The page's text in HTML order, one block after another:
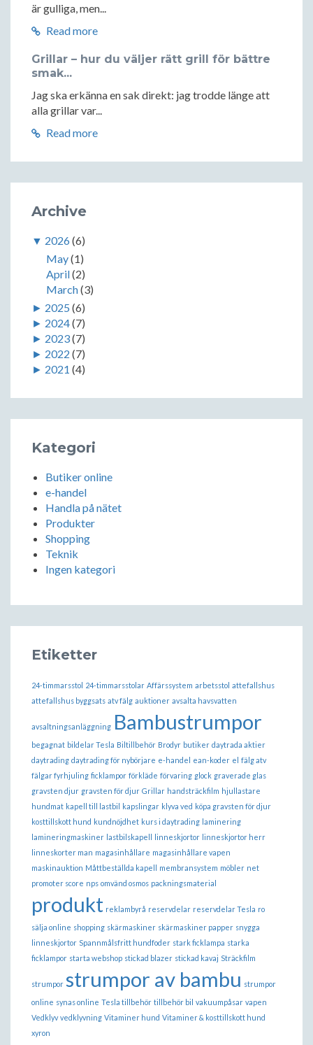
är gulliga, men...
Read more
Grillar – hur du väljer rätt grill för bättre
smak...
Jag ska erkänna en sak direkt: jag trodde länge att
alla grillar var...
Read more
Archive
▼ 2026(6)
May(1)
April(2)
March(3)
► 2025 (6)
► 2024(7)
► 2023(7)
► 2022 (7)
► 2021 (4)
Kategori
Butiker online
e-handel
Handla på nätet
Produkter
Shopping
Teknik
Ingen kategori
Etiketter
24-timmarsstol 24-timmarsstolar Affärssystem arbetsstol attefallshus
attefallshus byggsats atv fälg auktioner avsalta havsvatten
avsaltningsanläggning Bambustrumpor
begagnat bildelar Tesla Biltillbehör Brodyr butiker daytrada aktier
daytrading daytrading för nybörjare e-handel ean-koder el fälg atv
fälgar fyrhjuling ficklampor förkläde förvaring glock graverade glas
gravsten djur gravsten för djur Grillar handsträckfilm hjullastare
hundmat kapell till lastbil kapslingar klyva ved köpa gravsten för djur
kosttillskott hund kundnöjdhet kurs i daytrading laminering
lamineringmaskiner lastbilskapell linneskjortor linneskjortor herr
linneskorter man magasinhållare magasinhållare vapen
maskinauktion Måttbeställda kapell membransystem möbler net
promoter score nps omvänd osmos packningsmaterial
produkt reklambyrå reservdelar reservdelar Tesla ro
sälja online shopping skärmaskiner skärmaskiner papper snygga
linneskjortor Spannmålsfritt hundfoder stark ficklampa starka
ficklampor starta webshop stickad blazer stickad kavaj Sträckfilm
strumpor strumpor av bambu strumpor
online synas online Tesla tillbehör tillbehör bil vakuumpåsar vapen
Vedklyv vedklyvning Vitaminer hund Vitaminer & kosttillskott hund
xyron